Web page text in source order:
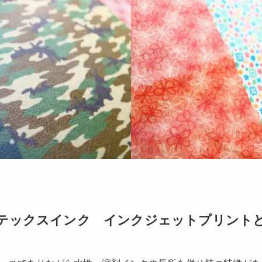
ックスインク インクジェットプリント